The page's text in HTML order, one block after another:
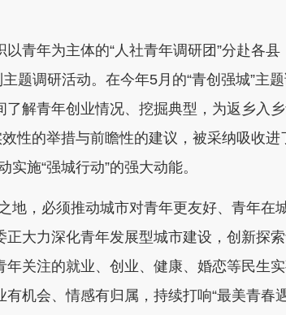
年为主体的“人社青年调研团”分赴各县
题调研活动。在今年5月的“青创强城”主
解青年创业情况、挖掘典型，为返乡入
性的举措与前瞻性的建议，被采纳吸收进
施“强城行动”的强大动能。
，必须推动城市对青年更友好、青年在
大力深化青年发展型城市建设，创新探
关注的就业、创业、健康、婚恋等民生
机会、情感有归属，持续打响“最美青春